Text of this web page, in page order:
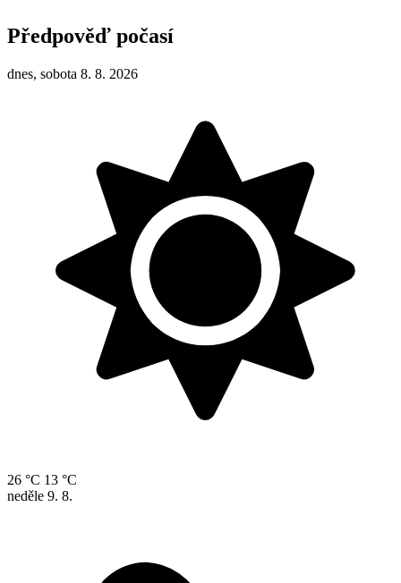
Předpověď počasí
dnes, sobota 8. 8. 2026
26 °C 13 °C
neděle 9. 8.